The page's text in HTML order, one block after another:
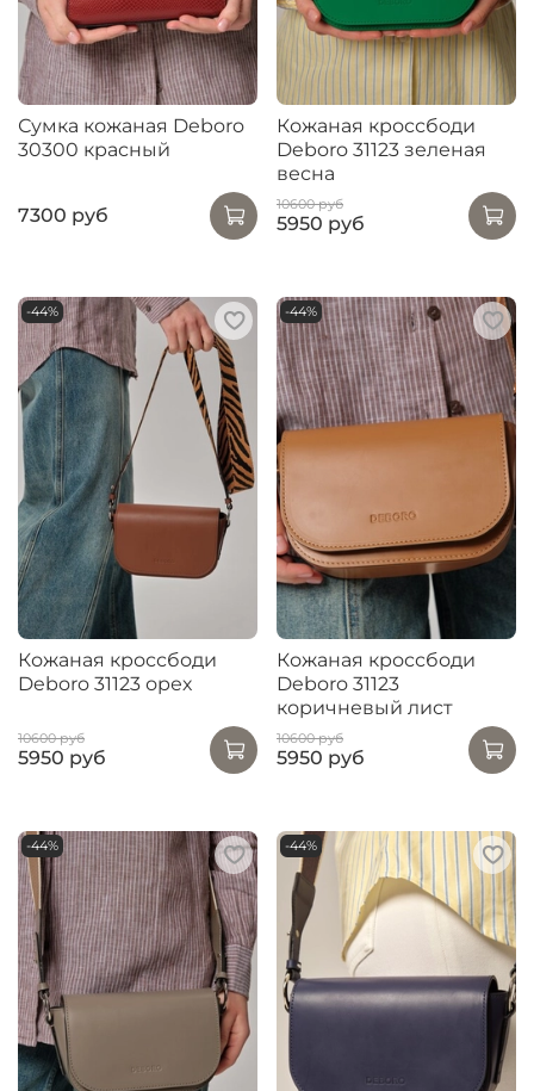
Сумка кожаная Deboro
30300 красный
7300 руб
Кожаная кроссбоди
Deboro 31123 зеленая
весна
10600 руб
5950 руб
-44%
Кожаная кроссбоди
Deboro 31123 орех
10600 руб
5950 руб
-44%
Кожаная кроссбоди
Deboro 31123
коричневый лист
10600 руб
5950 руб
-44% -44%